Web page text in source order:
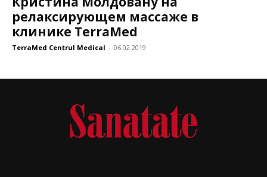
релаксирующем массаже в
клинике TerraMed
TerraMed Centrul Medical - 06.02.2019